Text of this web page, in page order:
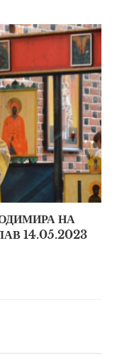
НА
14.05.2023